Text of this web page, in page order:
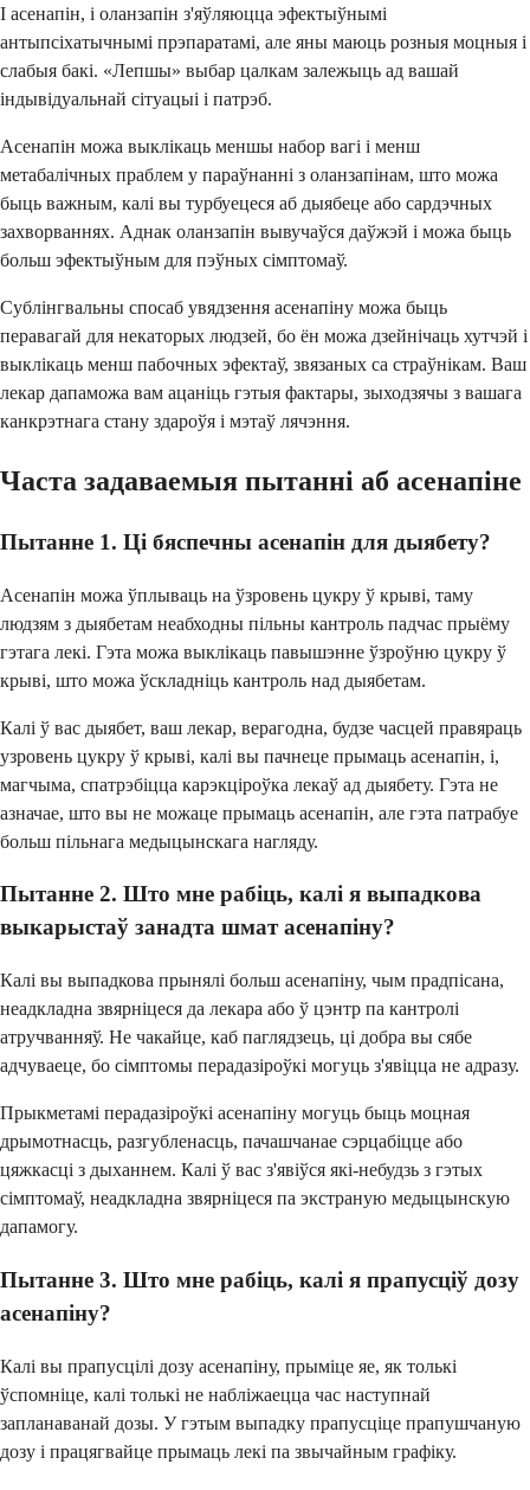
І асенапін, і оланзапін з'яўляюцца эфектыўнымі
антыпсіхатычнымі прэпаратамі, але яны маюць розныя моцныя і
слабыя бакі. «Лепшы» выбар цалкам залежыць ад вашай
індывідуальнай сітуацыі і патрэб.
Асенапін можа выклікаць меншы набор вагі і менш
метабалічных праблем у параўнанні з оланзапінам, што можа
быць важным, калі вы турбуецеся аб дыябеце або сардэчных
захворваннях. Аднак оланзапін вывучаўся даўжэй і можа быць
больш эфектыўным для пэўных сімптомаў.
Сублінгвальны спосаб увядзення асенапіну можа быць
перавагай для некаторых людзей, бо ён можа дзейнічаць хутчэй і
выклікаць менш пабочных эфектаў, звязаных са страўнікам. Ваш
лекар дапаможа вам ацаніць гэтыя фактары, зыходзячы з вашага
канкрэтнага стану здароўя і мэтаў лячэння.
Часта задаваемыя пытанні аб асенапіне
Пытанне 1. Ці бяспечны асенапін для дыябету?
Асенапін можа ўплываць на ўзровень цукру ў крыві, таму
людзям з дыябетам неабходны пільны кантроль падчас прыёму
гэтага лекі. Гэта можа выклікаць павышэнне ўзроўню цукру ў
крыві, што можа ўскладніць кантроль над дыябетам.
Калі ў вас дыябет, ваш лекар, верагодна, будзе часцей правяраць
узровень цукру ў крыві, калі вы пачнеце прымаць асенапін, і,
магчыма, спатрэбіцца карэкціроўка лекаў ад дыябету. Гэта не
азначае, што вы не можаце прымаць асенапін, але гэта патрабуе
больш пільнага медыцынскага нагляду.
Пытанне 2. Што мне рабіць, калі я выпадкова
выкарыстаў занадта шмат асенапіну?
Калі вы выпадкова прынялі больш асенапіну, чым прадпісана,
неадкладна звярніцеся да лекара або ў цэнтр па кантролі
атручванняў. Не чакайце, каб паглядзець, ці добра вы сябе
адчуваеце, бо сімптомы перадазіроўкі могуць з'явіцца не адразу.
Прыкметамі перадазіроўкі асенапіну могуць быць моцная
дрымотнасць, разгубленасць, пачашчанае сэрцабіцце або
цяжкасці з дыханнем. Калі ў вас з'явіўся які-небудзь з гэтых
сімптомаў, неадкладна звярніцеся па экстраную медыцынскую
дапамогу.
Пытанне 3. Што мне рабіць, калі я прапусціў дозу
асенапіну?
Калі вы прапусцілі дозу асенапіну, прыміце яе, як толькі
ўспомніце, калі толькі не набліжаецца час наступнай
запланаванай дозы. У гэтым выпадку прапусціце прапушчаную
дозу і працягвайце прымаць лекі па звычайным графіку.